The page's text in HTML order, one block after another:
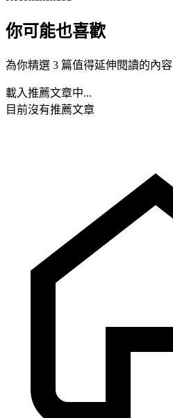
你可能也喜歡
為你精選 3 篇值得延伸閱讀的內容
載入推薦文章中...
目前沒有推薦文章